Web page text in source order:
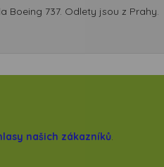
Boeing 737. Odlety jsou z Prahy.
našich zákazníků.